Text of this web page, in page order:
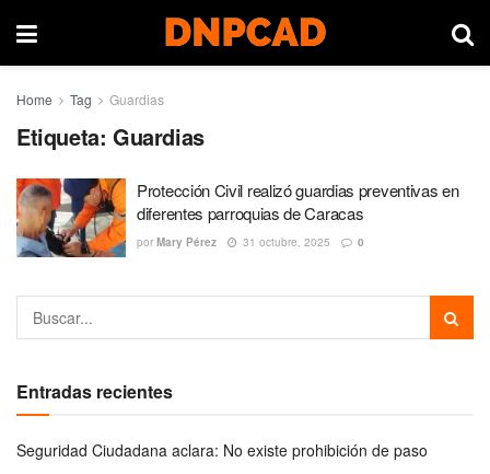
Home Tag Guardias
Etiqueta: Guardias
Protección Civil realizó guardias preventivas en
diferentes parroquias de Caracas
por Mary Pérez 31 octubre, 2025 0
Entradas recientes
Seguridad Ciudadana aclara: No existe prohibición de paso